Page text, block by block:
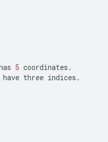
5 coordinates .
have three indices .